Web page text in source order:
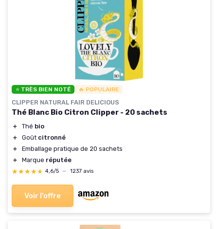
⭐ TRÈS BIEN NOTÉ 🔥 POPULAIRE
CLIPPER NATURAL FAIR DELICIOUS
Thé Blanc Bio Citron Clipper - 20 sachets
＋ Thé bio
＋
Goût citronné
＋
Emballage pratique de 20 sachets
＋
Marque réputée
★★★★★
★★★★★ 4,6/5 — 1237 avis
Voir l'offre